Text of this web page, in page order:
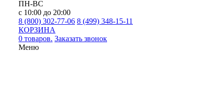
ПН-ВС
с 10:00 до 20:00
8 (800) 302-77-06 8 (499) 348-15-11
КОРЗИНА
0 товаров. Заказать звонок
Меню